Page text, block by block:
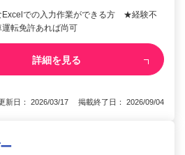
Excelでの入力作業ができる方 ★経験不
転免許あれば尚可
詳細を見る
新日： 2026/03/17 掲載終了日： 2026/09/04